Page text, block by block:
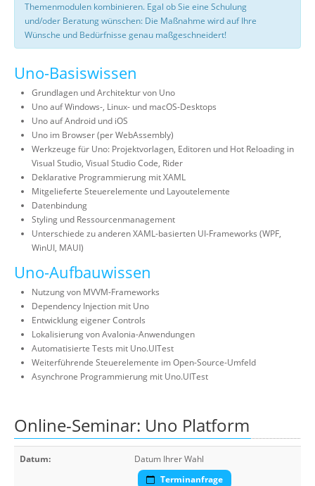
Themenmodulen kombinieren. Egal ob Sie eine Schulung
und/oder Beratung wünschen: Die Maßnahme wird auf Ihre
Wünsche und Bedürfnisse genau maßgeschneidert!
Uno-Basiswissen
Grundlagen und Architektur von Uno
Uno auf Windows-, Linux- und macOS-Desktops
Uno auf Android und iOS
Uno im Browser (per WebAssembly)
Werkzeuge für Uno: Projektvorlagen, Editoren und Hot Reloading in
Visual Studio, Visual Studio Code, Rider
Deklarative Programmierung mit XAML
Mitgelieferte Steuerelemente und Layoutelemente
Datenbindung
Styling und Ressourcenmanagement
Unterschiede zu anderen XAML-basierten UI-Frameworks (WPF,
WinUI, MAUI)
Uno-Aufbauwissen
Nutzung von MVVM-Frameworks
Dependency Injection mit Uno
Entwicklung eigener Controls
Lokalisierung von Avalonia-Anwendungen
Automatisierte Tests mit Uno.UITest
Weiterführende Steuerelemente im Open-Source-Umfeld
Asynchrone Programmierung mit Uno.UITest
Online-Seminar: Uno Platform
Datum:
Datum Ihrer Wahl
Terminanfrage